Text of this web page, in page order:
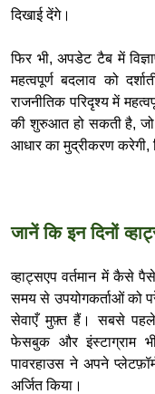
दिखाई देंगे।
फिर भी, अपडेट टैब में
महत्वपूर्ण बदलाव को
राजनीतिक परिदृश्य में
की शुरुआत हो सकती है, जो
आधार का मुद्रीकरण करेगी,
जानें कि इन दिनों
व्हाट्सएप वर्तमान में कैसे
समय से उपयोगकर्ताओं को
सेवाएँ मुफ़्त हैं। सबसे पहले,
फेसबुक और इंस्टाग्राम
पावरहाउस ने अपने
अर्जित किया।